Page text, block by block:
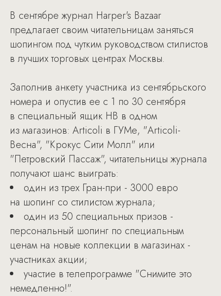
В сентябре журнал Нarper's Вazaar
предлагает своим читательницам заняться
шопингом под чутким руководством стилистов
в лучших торговых центрах Москвы.
Заполнив анкету участника из сентябрьского
номера и опустив ее с 1 по 30 сентября
в специальный ящик НВ в одном
из магазинов: Articoli в ГУМе, "Articoli-
Весна", "Крокус Сити Молл" или
"Петровский Пассаж", читательницы журнала
получают шанс выиграть:
один из трех Гран-при - 3000 евро
на шопинг со стилистом журнала;
один из 50 специальных призов -
персональный шопинг по специальным
ценам на новые коллекции в магазинах -
участниках акции;
участие в телепрограмме "Снимите это
немедленно!".